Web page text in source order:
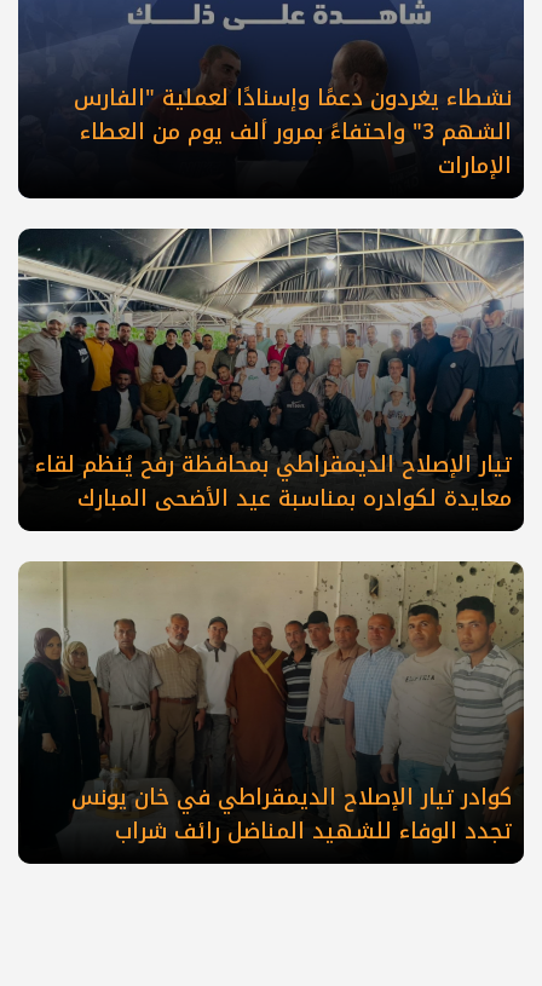
نشطاء يغردون دعمًا وإسنادًا لعملية "الفارس
الشهم 3" واحتفاءً بمرور ألف يوم من العطاء
الإمارات
تيار الإصلاح الديمقراطي بمحافظة رفح يُنظم لقاء
معايدة لكوادره بمناسبة عيد الأضحى المبارك
كوادر تيار الإصلاح الديمقراطي في خان يونس
تجدد الوفاء للشهيد المناضل رائف شراب